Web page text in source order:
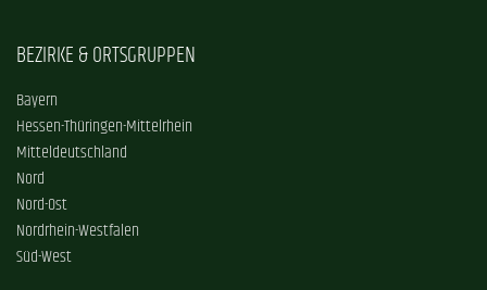
BEZIRKE & ORTSGRUPPEN
Bayern
Hessen-Thüringen-Mittelrhein
Mitteldeutschland
Nord
Nord-Ost
Nordrhein-Westfalen
Süd-West